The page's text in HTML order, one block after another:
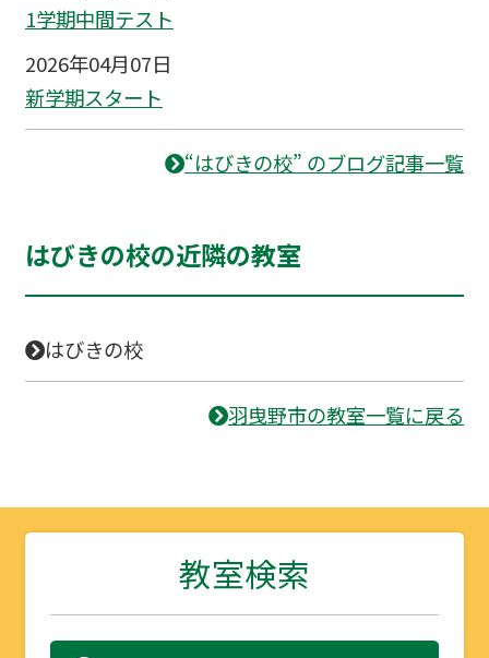
1学期中間テスト
2026年04月07日
新学期スタート
“はびきの校” のブログ記事一覧
はびきの校の近隣の教室
はびきの校
羽曳野市の教室一覧に戻る
教室検索